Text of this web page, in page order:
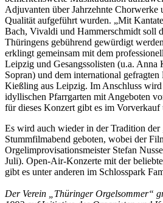
Adjuvanten über Jahrzehnte Chorwerke
Qualität aufgeführt wurden. „Mit
Bach, Vivaldi und Hammerschmidt soll
Thüringens gebührend gewürdigt
erklingt gemeinsam mit dem
Leipzig und Gesangssolisten (u.a. Anna
Sopran) und dem international
Kießling aus Leipzig. Im Anschluss wird
idyllischen Pfarrgarten mit Angeboten
für dieses Konzert gibt es im Vorverkauf
Es wird auch wieder in der Tradition
Stummfilmabend geboten, wobei der
Orgelimprovisationsmeister Stefan
Juli). Open-Air-Konzerte mit der
gibt es unter anderen im Schlosspark
Der Verein „Thüringer Orgelsommer“